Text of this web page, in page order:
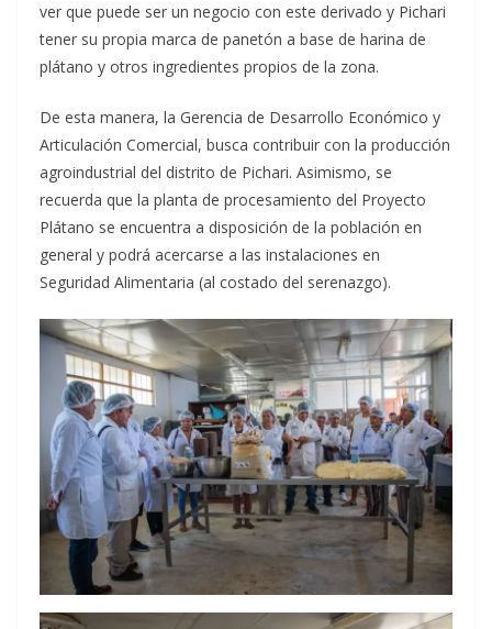
ver que puede ser un negocio con este derivado y Pichari
tener su propia marca de panetón a base de harina de
plátano y otros ingredientes propios de la zona.
De esta manera, la Gerencia de Desarrollo Económico y
Articulación Comercial, busca contribuir con la producción
agroindustrial del distrito de Pichari. Asimismo, se
recuerda que la planta de procesamiento del Proyecto
Plátano se encuentra a disposición de la población en
general y podrá acercarse a las instalaciones en
Seguridad Alimentaria (al costado del serenazgo).